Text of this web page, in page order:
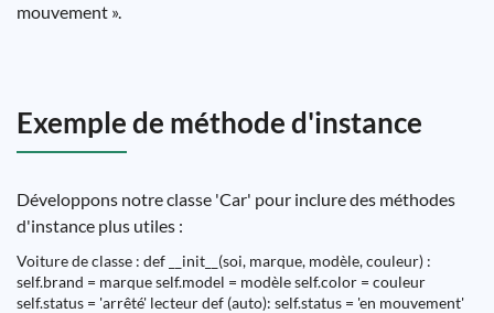
mouvement ».
Exemple de méthode d'instance
Développons notre classe 'Car' pour inclure des méthodes
d'instance plus utiles :
Voiture de classe : def __init__(soi, marque, modèle, couleur) :
self.brand = marque self.model = modèle self.color = couleur
self.status = 'arrêté' lecteur def (auto): self.status = 'en mouvement'